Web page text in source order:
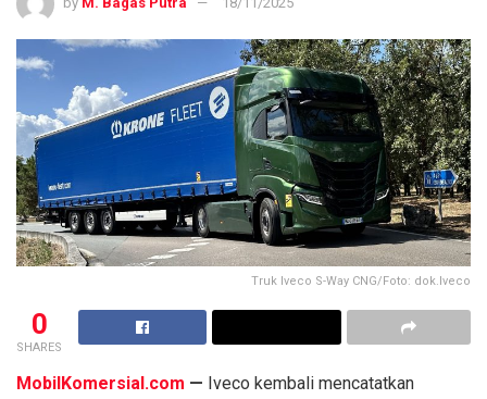
Truk Iveco S-Way CNG/Foto: dok.Iveco
0
SHARES
MobilKomersial.com — Iveco kembali mencatatkan